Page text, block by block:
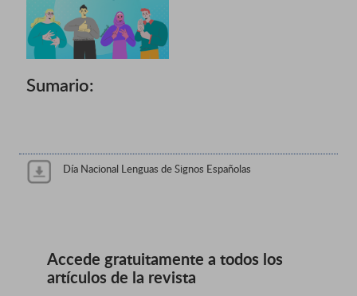
Sumario:
Día Nacional Lenguas de Signos Españolas
Accede gratuitamente a todos los
artículos de la revista